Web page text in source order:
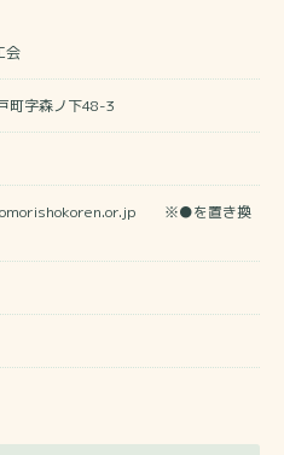
会
町字森ノ下48-3
※●を置き換